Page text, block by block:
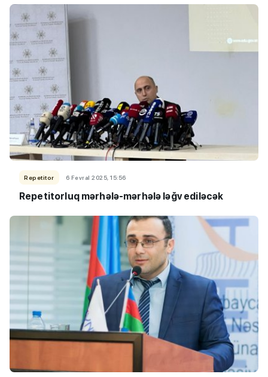
Repetitor 6 Fevral 2025, 15:56
Repetitorluq mərhələ-mərhələ ləğv ediləcək